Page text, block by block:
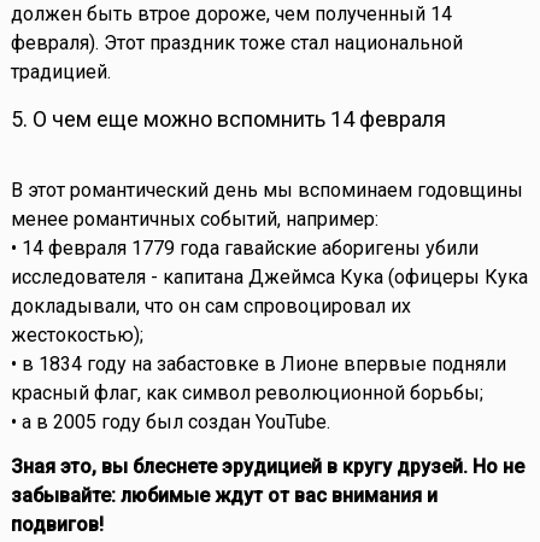
должен быть втрое дороже, чем полученный 14
февраля). Этот праздник тоже стал национальной
традицией.
5. О чем еще можно вспомнить 14 февраля
В этот романтический день мы вспоминаем годовщины
менее романтичных событий, например:
• 14 февраля 1779 года гавайские аборигены убили
исследователя - капитана Джеймса Кука (офицеры Кука
докладывали, что он сам спровоцировал их
жестокостью);
• в 1834 году на забастовке в Лионе впервые подняли
красный флаг, как символ революционной борьбы;
• а в 2005 году был создан YouTube.
Зная это, вы блеснете эрудицией в кругу друзей. Но не
забывайте: любимые ждут от вас внимания и
подвигов!